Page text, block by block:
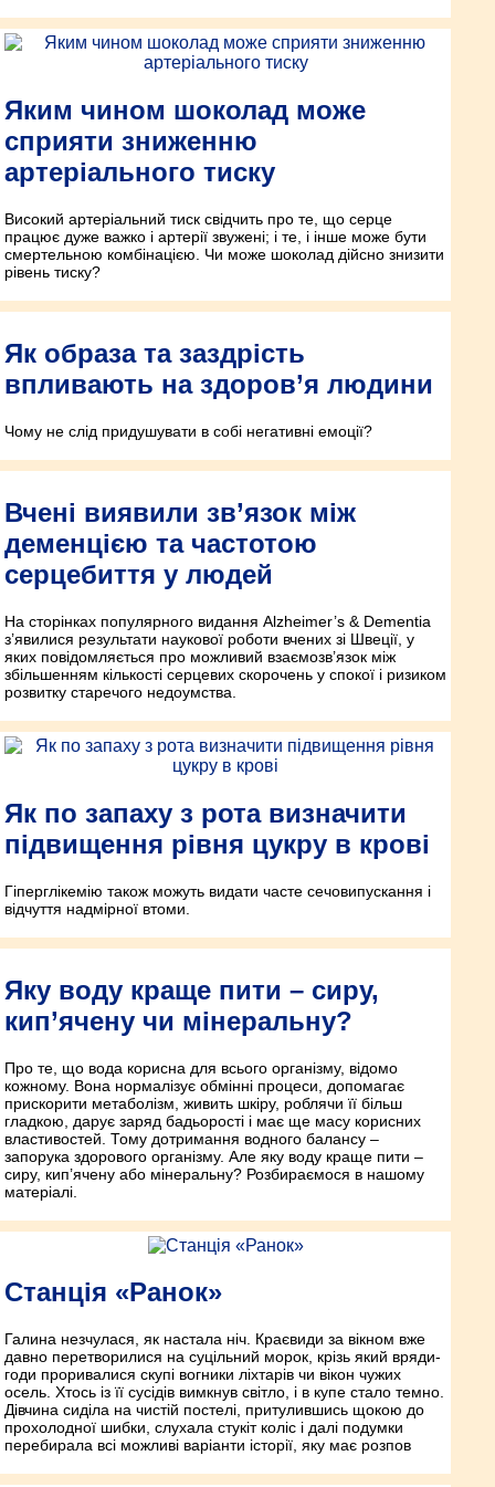
Яким чином шоколад може
сприяти зниженню
артеріального тиску
Високий артеріальний тиск свідчить про те, що серце
працює дуже важко і артерії звужені; і те, і інше може бути
смертельною комбінацією. Чи може шоколад дійсно знизити
рівень тиску?
Як образа та заздрість
впливають на здоров’я людини
Чому не слід придушувати в собі негативні емоції?
Вчені виявили зв’язок між
деменцією та частотою
серцебиття у людей
На сторінках популярного видання Alzheimer’s & Dementia
з’явилися результати наукової роботи вчених зі Швеції, у
яких повідомляється про можливий взаємозв’язок між
збільшенням кількості серцевих скорочень у спокої і ризиком
розвитку старечого недоумства.
Як по запаху з рота визначити
підвищення рівня цукру в крові
Гіперглікемію також можуть видати часте сечовипускання і
відчуття надмірної втоми.
Яку воду краще пити – сиру,
кип’ячену чи мінеральну?
Про те, що вода корисна для всього організму, відомо
кожному. Вона нормалізує обмінні процеси, допомагає
прискорити метаболізм, живить шкіру, роблячи її більш
гладкою, дарує заряд бадьорості і має ще масу корисних
властивостей. Тому дотримання водного балансу –
запорука здорового організму. Але яку воду краще пити –
сиру, кип’ячену або мінеральну? Розбираємося в нашому
матеріалі.
Станція «Ранок»
Галина незчулася, як настала ніч. Краєвиди за вікном вже
давно перетворилися на суцільний морок, крізь який вряди-
годи проривалися скупі вогники ліхтарів чи вікон чужих
осель. Хтось із її сусідів вимкнув світло, і в купе стало темно.
Дівчина сиділа на чистій постелі, притулившись щокою до
прохолодної шибки, слухала стукіт коліс і далі подумки
перебирала всі можливі варіанти історії, яку має розпов